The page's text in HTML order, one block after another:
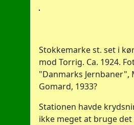
Stokkemarke st. set i
mod Torrig. Ca. 1924.
"Danmarks Jernbaner",
Gomard, 1933?
Stationen havde
ikke meget at bruge det